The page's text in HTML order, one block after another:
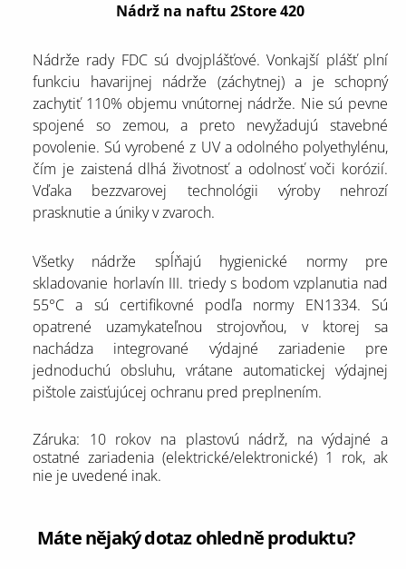
Nádrž na naftu 2Store 420
Nádrže rady FDC sú dvojplášťové. Vonkajší plášť plní
funkciu havarijnej nádrže (záchytnej) a je schopný
zachytiť 110% objemu vnútornej nádrže. Nie sú pevne
spojené so zemou, a preto nevyžadujú stavebné
povolenie. Sú vyrobené z UV a odolného polyethylénu,
čím je zaistená dlhá životnosť a odolnosť voči korózií.
Vďaka bezzvarovej technológii výroby nehrozí
prasknutie a úniky v zvaroch.
Všetky nádrže spĺňajú hygienické normy pre
skladovanie horlavín III. triedy s bodom vzplanutia nad
55°C a sú certifikovné podľa normy EN1334. Sú
opatrené uzamykateľnou strojovňou, v ktorej sa
nachádza integrované výdajné zariadenie pre
jednoduchú obsluhu, vrátane automatickej výdajnej
pištole zaisťujúcej ochranu pred preplnením.
Záruka: 10 rokov na plastovú nádrž, na výdajné a
ostatné zariadenia (elektrické/elektronické) 1 rok, ak
nie je uvedené inak.
Máte nějaký dotaz ohledně produktu?